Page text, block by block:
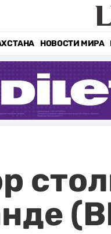
НОВОСТИ МИРА